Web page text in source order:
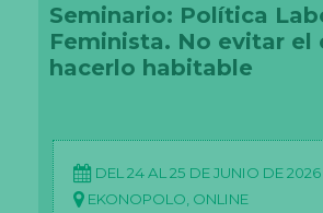
Seminario: Política
Feminista. No evitar el
hacerlo habitable
DEL 24 AL 25 DE JUNIO DE 2026
EKONOPOLO, ONLINE